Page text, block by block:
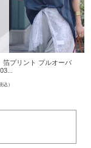
プリント プルオーバ
込）